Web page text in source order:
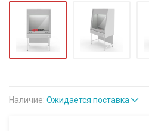
Наличие: Ожидается поставка